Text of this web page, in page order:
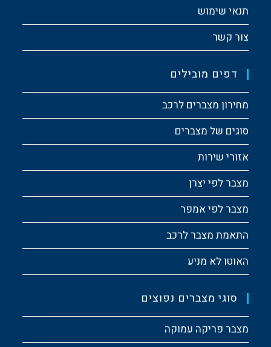
תנאי שימוש
צור קשר
דפים מובילים
מחירון מצברים לרכב
סוגים של מצברים
אזורי שירות
מצבר לפי יצרן
מצבר לפי אמפר
התאמת מצבר לרכב
האוטו לא מניע
סוגי מצברים נפוצים
מצבר פריקה עמוקה